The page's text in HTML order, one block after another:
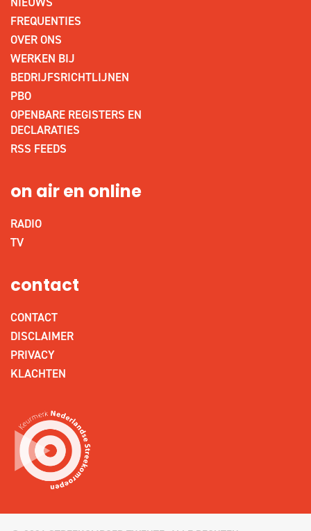
FREQUENTIES
OVER ONS
WERKEN BIJ
BEDRIJFSRICHTLIJNEN
PBO
OPENBARE REGISTERS EN
DECLARATIES
RSS FEEDS
on air en online
RADIO
TV
contact
CONTACT
DISCLAIMER
PRIVACY
KLACHTEN